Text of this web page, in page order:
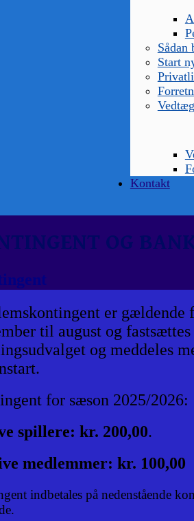
Sådan
Start
Kontakt
OG
er gældende
til august og
og meddeles
for sæson 2025/2026:
spillere: kr. 200,00.
medlemmer: kr. 100,00
indbetales på nedenstående